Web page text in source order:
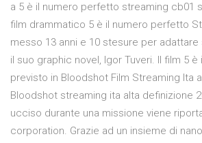
a 5 è il numero perfetto streaming cb01
film drammatico 5 è il numero perfetto
messo 13 anni e 10 stesure per
il suo graphic novel, Igor Tuveri. Il film 5
previsto in Bloodshot Film Streaming Ita
Bloodshot streaming ita alta definizione
ucciso durante una missione viene
corporation. Grazie ad un insieme di